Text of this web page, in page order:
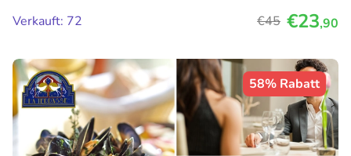
Verkauft: 72
€45 €23,90
58% Rabatt